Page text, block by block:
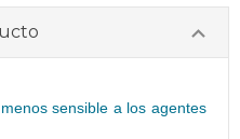
sensible a los agentes